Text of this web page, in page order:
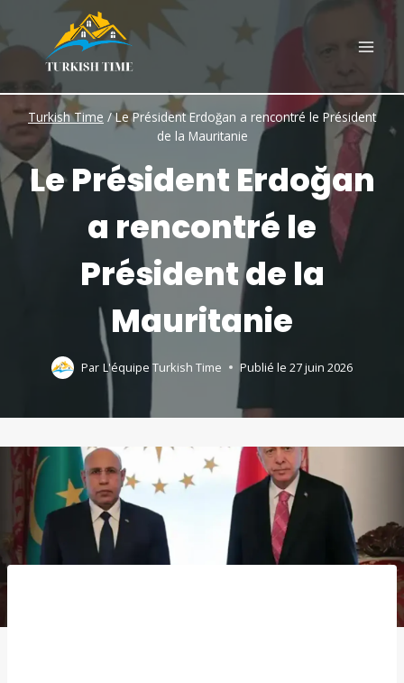
to
content
Turkish Time /Le Président Erdoğan a rencontré le Président
de la Mauritanie
Le Président Erdoğan
a rencontré le
Président de la
Mauritanie
Par L'équipe Turkish Time Publié le 27 juin 2026